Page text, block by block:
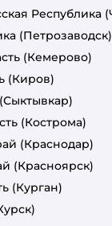
Республика
(Петрозаводск)
(Кемерово)
(Киров)
(Сыктывкар)
(Кострома)
(Краснодар)
(Красноярск)
(Курган)